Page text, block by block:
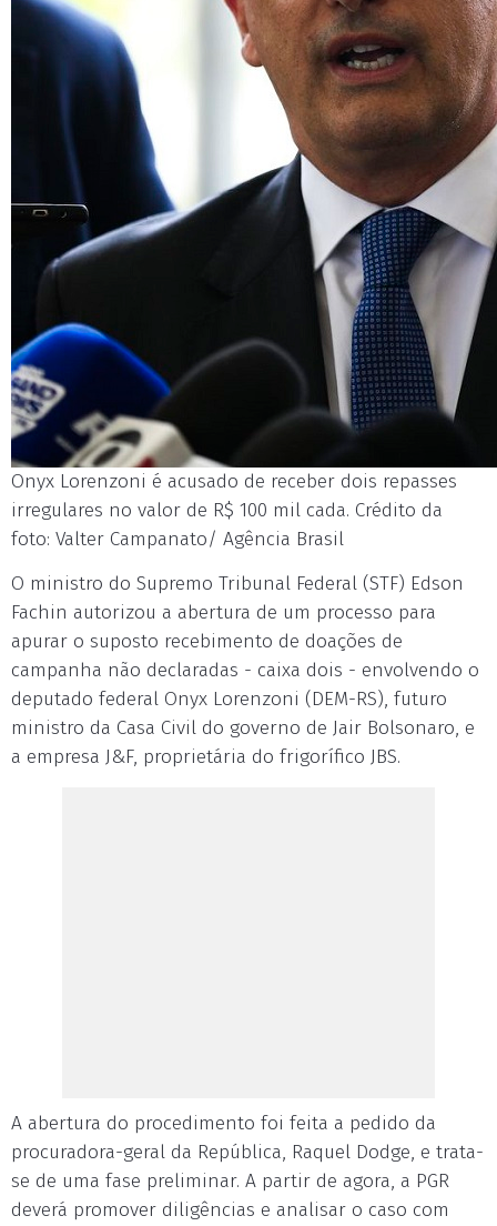
Onyx Lorenzoni é acusado de receber dois repasses
irregulares no valor de R$ 100 mil cada. Crédito da
foto: Valter Campanato/ Agência Brasil
O ministro do Supremo Tribunal Federal (STF) Edson
Fachin autorizou a abertura de um processo para
apurar o suposto recebimento de doações de
campanha não declaradas - caixa dois - envolvendo o
deputado federal Onyx Lorenzoni (DEM-RS), futuro
ministro da Casa Civil do governo de Jair Bolsonaro, e
a empresa J&F, proprietária do frigorífico JBS.
A abertura do procedimento foi feita a pedido da
procuradora-geral da República, Raquel Dodge, e trata-
se de uma fase preliminar. A partir de agora, a PGR
deverá promover diligências e analisar o caso com